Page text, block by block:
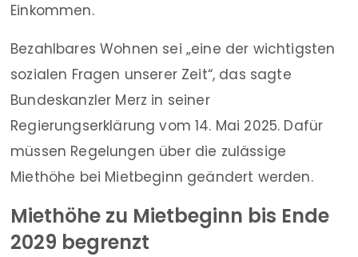
Einkommen.
Bezahlbares Wohnen sei „eine der wichtigsten
sozialen Fragen unserer Zeit“, das sagte
Bundeskanzler Merz in seiner
Regierungserklärung vom 14. Mai 2025. Dafür
müssen Regelungen über die zulässige
Miethöhe bei Mietbeginn geändert werden.
Miethöhe zu Mietbeginn bis Ende
2029 begrenzt